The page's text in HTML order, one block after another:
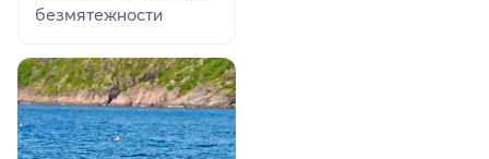
безмятежности